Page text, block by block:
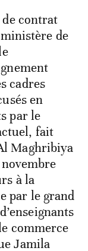
contrat
de
cadres
en
par le
fait
Maghribiya
à la
par le grand
commerce
Jamila